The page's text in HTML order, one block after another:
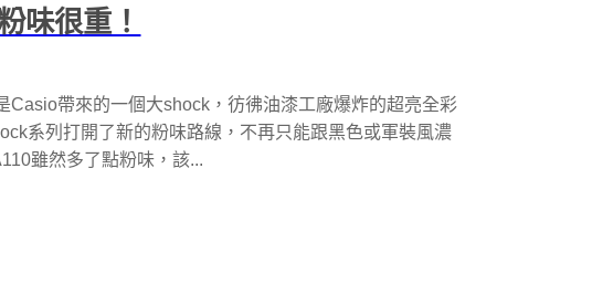
味很重！
Casio帶來的一個大shock，彷彿油漆工廠爆炸的超亮全彩
系列打開了新的粉味路線，不再只能跟黑色或軍裝風濃
雖然多了點粉味，該...